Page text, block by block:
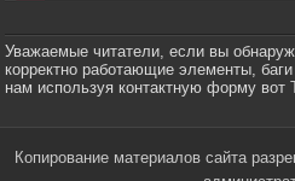
Уважаемые читатели, если вы
корректно работающие элементы,
нам используя контактную форму вот
Копирование материалов сайта